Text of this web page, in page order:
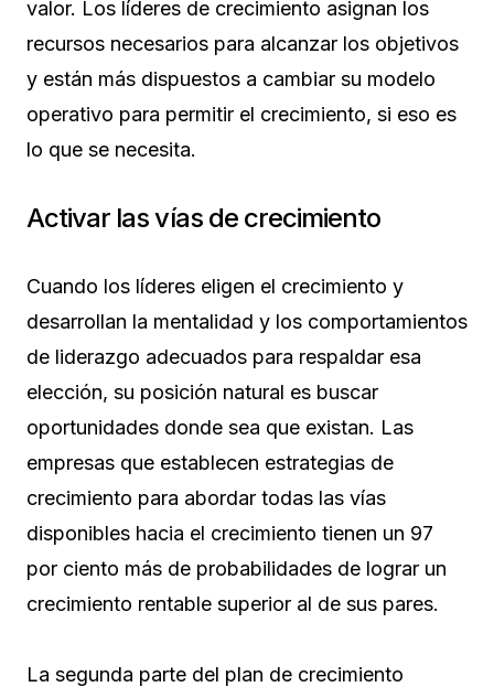
valor. Los líderes de crecimiento asignan los
recursos necesarios para alcanzar los objetivos
y están más dispuestos a cambiar su modelo
operativo para permitir el crecimiento, si eso es
lo que se necesita.
Activar las vías de crecimiento
Cuando los líderes eligen el crecimiento y
desarrollan la mentalidad y los comportamientos
de liderazgo adecuados para respaldar esa
elección, su posición natural es buscar
oportunidades donde sea que existan. Las
empresas que establecen estrategias de
crecimiento para abordar todas las vías
disponibles hacia el crecimiento tienen un 97
por ciento más de probabilidades de lograr un
crecimiento rentable superior al de sus pares.
La segunda parte del plan de crecimiento